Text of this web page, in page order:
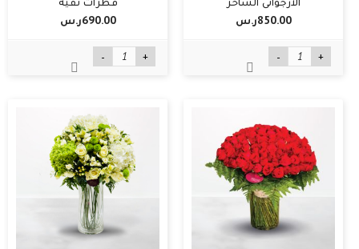
850.00ر.س‏
- +
690.00ر.س‏
- +